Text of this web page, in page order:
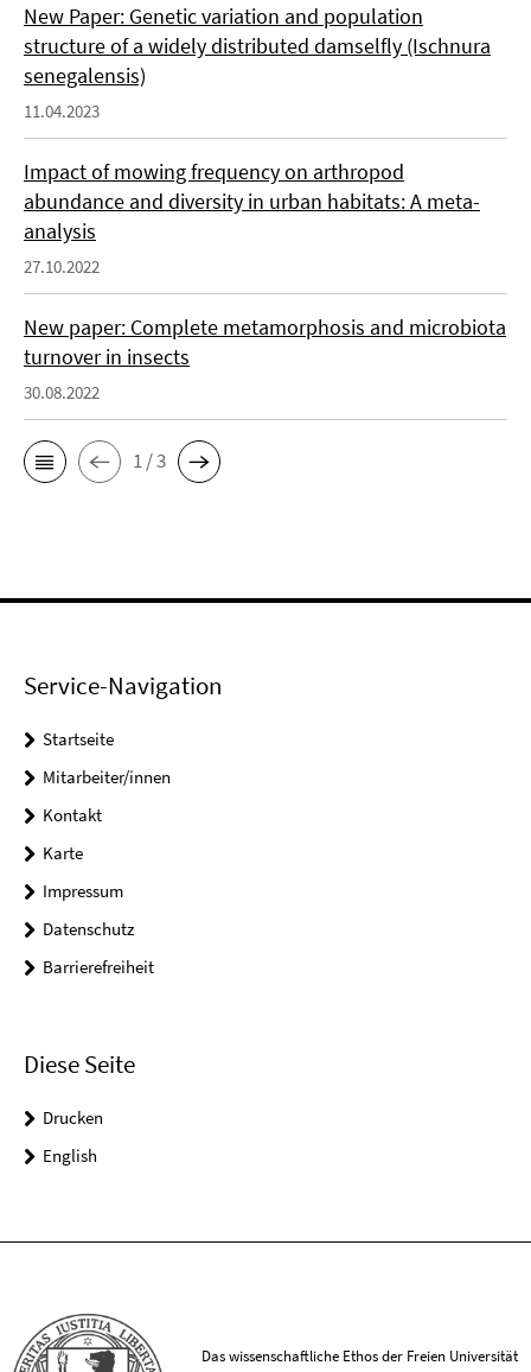
New Paper: Genetic variation and population
structure of a widely distributed damselfly (Ischnura
senegalensis)
11.04.2023
Impact of mowing frequency on arthropod
abundance and diversity in urban habitats: A meta-
analysis
27.10.2022
New paper: Complete metamorphosis and microbiota
turnover in insects
30.08.2022
1 / 3
Service-Navigation
Startseite
Mitarbeiter/innen
Kontakt
Karte
Impressum
Datenschutz
Barrierefreiheit
Diese Seite
Drucken
English
Das wissenschaftliche Ethos der Freien Universität